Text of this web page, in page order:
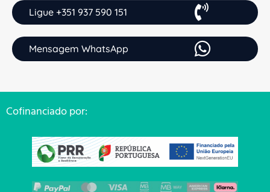
Ligue +351 937 590 151
Mensagem WhatsApp
Cofinanciado por: